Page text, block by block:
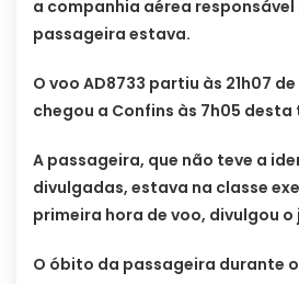
a companhia aérea
passageira estava.
O voo AD8733 partiu às 21h07
chegou a Confins às 7h05
A passageira, que não teve a
divulgadas, estava na classe
primeira hora de voo, divulgou o
O óbito da passageira durante